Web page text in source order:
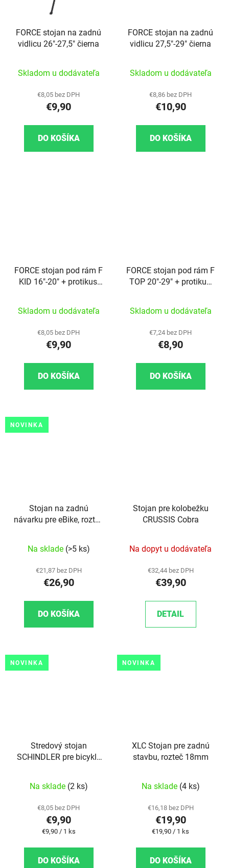
FORCE stojan na zadnú
vidlicu 26"-27,5" čierna
Skladom u dodávateľa
€8,05 bez DPH
€9,90
DO KOŠÍKA
FORCE stojan na zadnú
vidlicu 27,5"-29" čierna
Skladom u dodávateľa
€8,86 bez DPH
€10,90
DO KOŠÍKA
FORCE stojan pod rám F
KID 16"-20" + protikus,
Skladom u dodávateľa
€8,05 bez DPH
€9,90
DO KOŠÍKA
FORCE stojan pod rám F
TOP 20"-29" + protikus,
Skladom u dodávateľa
€7,24 bez DPH
€8,90
DO KOŠÍKA
NOVINKA
Stojan na zadnú
návarku pre eBike, rozteč
Na sklade (>5 ks)
€21,87 bez DPH
€26,90
DO KOŠÍKA
Stojan pre kolobežku
CRUSSIS Cobra
Na dopyt u dodávateľa
€32,44 bez DPH
€39,90
DETAIL
NOVINKA
Stredový stojan
SCHINDLER pre bicykle
Na sklade (2 ks)
€8,05 bez DPH
€9,90
Jednotková cena:
€9,90 / 1 ks
DO KOŠÍKA
NOVINKA
XLC Stojan pre zadnú
stavbu, rozteč 18mm
Na sklade (4 ks)
€16,18 bez DPH
€19,90
Jednotková cena:
€19,90 / 1 ks
DO KOŠÍKA